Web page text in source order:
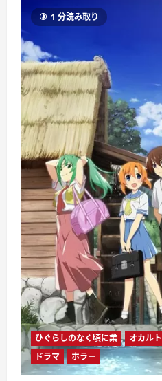
1 分読み取り
ひぐらしのなく頃に業 オカルト
ドラマ
ホラー